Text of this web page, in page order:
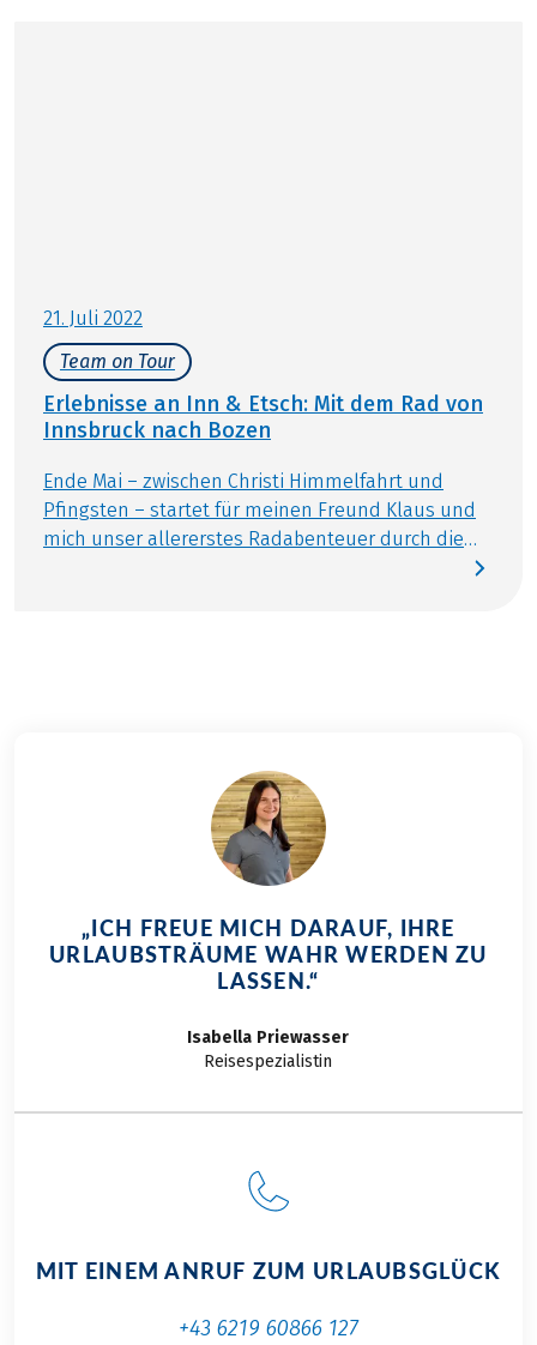
21. Juli 2022
Team on Tour
Erlebnisse an Inn & Etsch: Mit dem Rad von
Innsbruck nach Bozen
Ende Mai – zwischen Christi Himmelfahrt und
Pfingsten – startet für meinen Freund Klaus und
mich unser allererstes Radabenteuer durch die
Welt der Berge. Als Bergfan stand für mich schnell
hat alle Erwartungen nicht nur erfüllt, sondern
weit übertroffen. Hat Eindrücke geboten, die man
nur erwecken kann, wenn man aus eigener Kraft
aktiv in der Landschaft unterwegs ist. Eindrücke,
die eigentlich nicht in Worte zu fassen sind. Ich
über meinen abwechslungsreichsten Urlaub, den
ich bisher hatte.
„ICH FREUE MICH DARAUF, IHRE
URLAUBSTRÄUME WAHR WERDEN ZU
LASSEN.“
Isabella Priewasser
Reisespezialistin
MIT EINEM ANRUF ZUM URLAUBSGLÜCK
+43 6219 60866 127